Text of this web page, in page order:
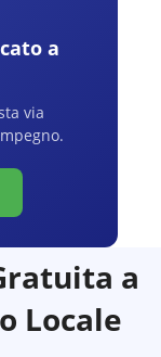
a
via
a
Locale